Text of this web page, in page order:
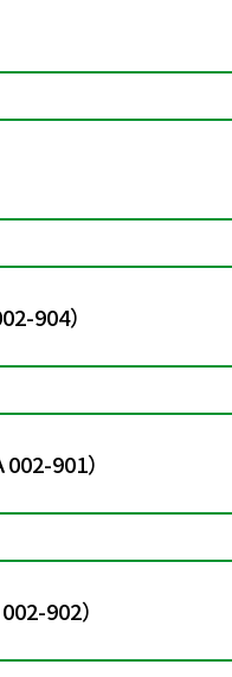
904）
901）
902）